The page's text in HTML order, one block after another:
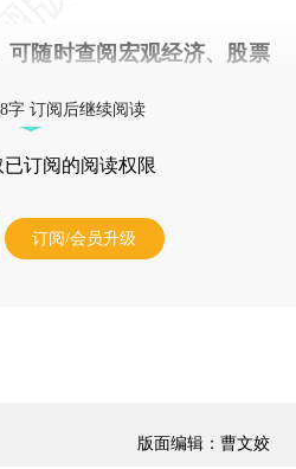
可随时查阅宏观经济、股票
字 订阅后继续阅读
已订阅的阅读权限
订阅/会员升级
版面编辑：曹文姣